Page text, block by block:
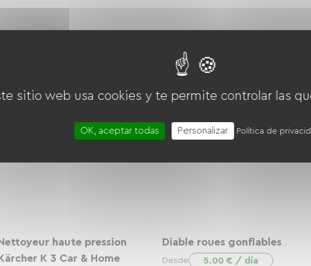
haute pression
K 3 Car & Home
Diable roues gonflables
Desde 5.00 € / día
sitio web usa cookies y te permite controlar las
OK, aceptar todas Personalizar Política de